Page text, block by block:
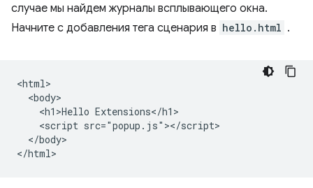
случае мы найдем журналы всплывающего окна.
Начните с добавления тега сценария в hello.html .
<html>
  <body>
    <h1>Hello Extensions</h1>
    <script src="popup.js"></script>
  </body>